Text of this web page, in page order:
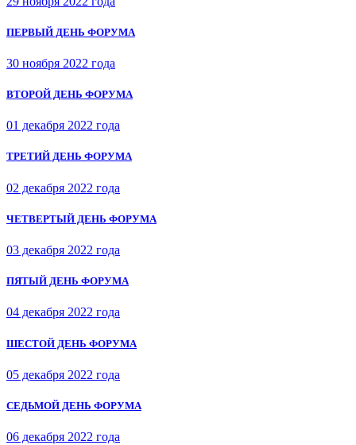
ПЕРВЫЙ ДЕНЬ ФОРУМА
30 ноября 2022 года
ВТОРОЙ ДЕНЬ ФОРУМА
01 декабря 2022 года
ТРЕТИЙ ДЕНЬ ФОРУМА
02 декабря 2022 года
ЧЕТВЕРТЫЙ ДЕНЬ ФОРУМА
03 декабря 2022 года
ПЯТЫЙ ДЕНЬ ФОРУМА
04 декабря 2022 года
ШЕСТОЙ ДЕНЬ ФОРУМА
05 декабря 2022 года
СЕДЬМОЙ ДЕНЬ ФОРУМА
06 декабря 2022 года